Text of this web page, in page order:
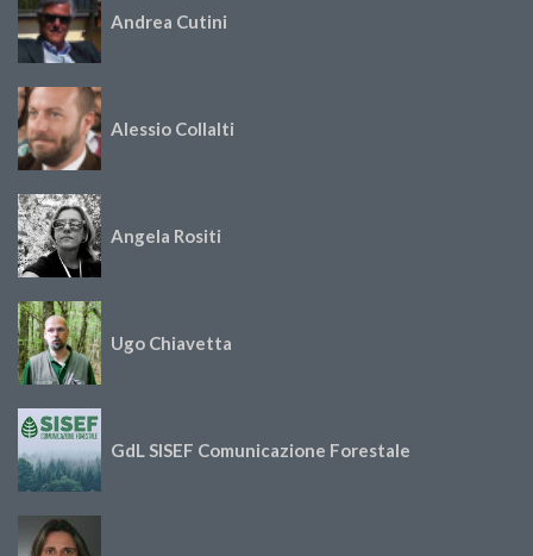
Andrea Cutini
Alessio Collalti
Angela Rositi
Ugo Chiavetta
GdL SISEF Comunicazione Forestale